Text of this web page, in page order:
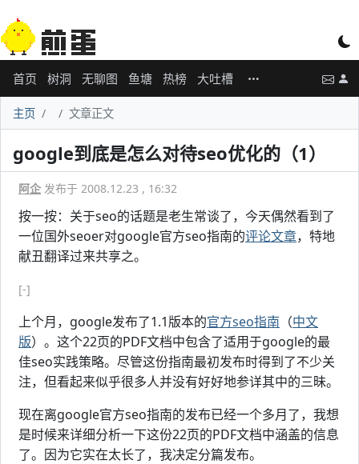
首页 树洞 无聊图 鱼塘 热榜 大吐槽
主页 文章正文
google到底是怎么对待seo优化的（1）
阿企 发布于 2008.12.23 , 16:32
按一按：关于seo的话题是老生常谈了，今天偶然看到了
一位国外seoer对google官方seo指南的评论文章，特地
献丑翻译过来共享之。
[-]
上个月，google发布了1.1版本的官方seo指南 （中文
版）。这个22页的PDF文档中包含了适用于google的最
佳seo实践策略。尽管这份指南最初发布时得到了不少关
注，但看起来似乎很多人并没有好好地参详其中的三昧。
现在离google官方seo指南的发布已经一个多月了，我想
是时候来详细分析一下这份22页的PDF文档中涵盖的信息
了。因为它实在太长了，我决定分篇发布。